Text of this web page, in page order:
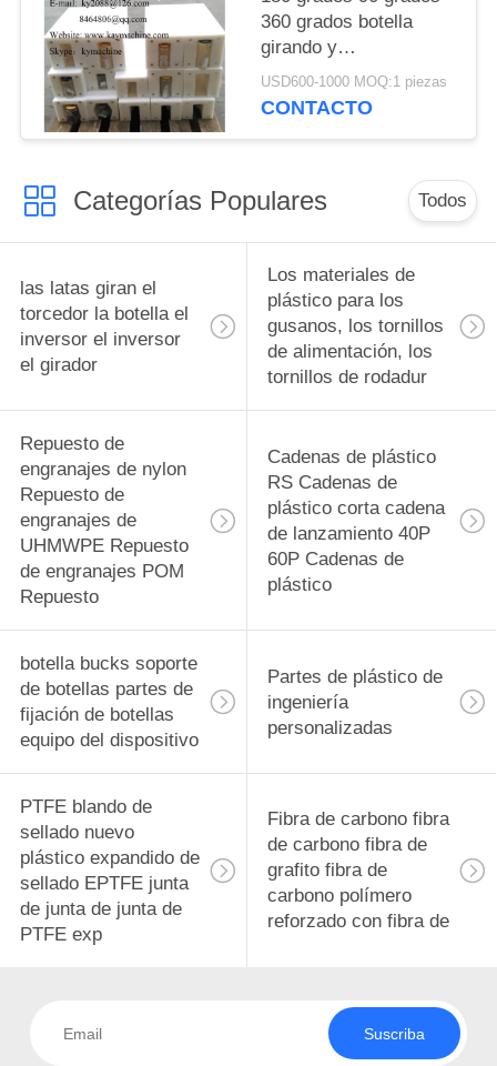
360 grados botella
girando y
transportando
dispositivo en ciclo
USD600-1000 MOQ:1 piezas
CONTACTO
Categorías Populares Todos
las latas giran el
torcedor la botella el
inversor el inversor
el girador
Los materiales de
plástico para los
gusanos, los tornillos
de alimentación, los
tornillos de rodadur
Repuesto de
engranajes de nylon
Repuesto de
engranajes de
UHMWPE Repuesto
de engranajes POM
Repuesto
Cadenas de plástico
RS Cadenas de
plástico corta cadena
de lanzamiento 40P
60P Cadenas de
plástico
botella bucks soporte
de botellas partes de
fijación de botellas
equipo del dispositivo
Partes de plástico de
ingeniería
personalizadas
PTFE blando de
sellado nuevo
plástico expandido de
sellado EPTFE junta
de junta de junta de
PTFE exp
Fibra de carbono fibra
de carbono fibra de
grafito fibra de
carbono polímero
reforzado con fibra de
Suscriba